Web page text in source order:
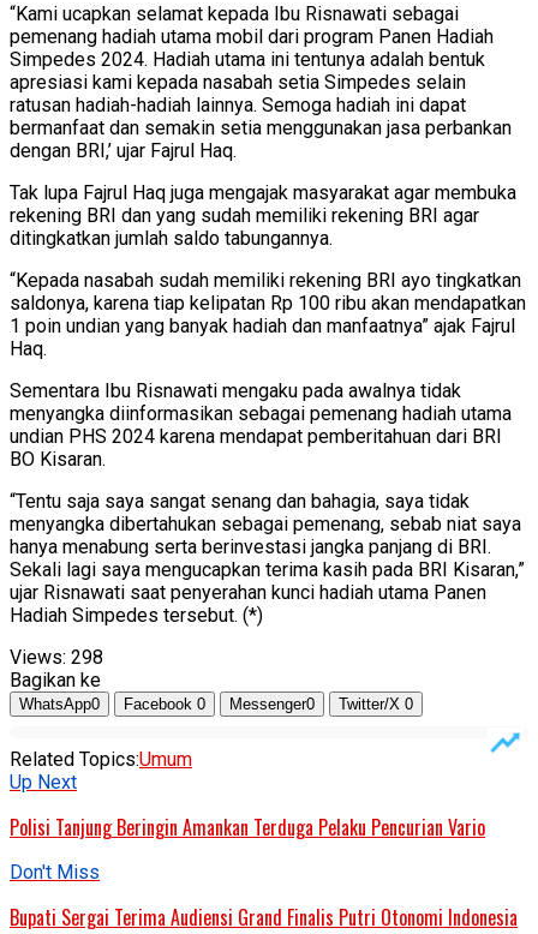
“Kami ucapkan selamat kepada Ibu Risnawati sebagai
pemenang hadiah utama mobil dari program Panen Hadiah
Simpedes 2024. Hadiah utama ini tentunya adalah bentuk
apresiasi kami kepada nasabah setia Simpedes selain
ratusan hadiah-hadiah lainnya. Semoga hadiah ini dapat
bermanfaat dan semakin setia menggunakan jasa perbankan
dengan BRI,’ ujar Fajrul Haq.
Tak lupa Fajrul Haq juga mengajak masyarakat agar membuka
rekening BRI dan yang sudah memiliki rekening BRI agar
ditingkatkan jumlah saldo tabungannya.
“Kepada nasabah sudah memiliki rekening BRI ayo tingkatkan
saldonya, karena tiap kelipatan Rp 100 ribu akan mendapatkan
1 poin undian yang banyak hadiah dan manfaatnya” ajak Fajrul
Haq.
Sementara Ibu Risnawati mengaku pada awalnya tidak
menyangka diinformasikan sebagai pemenang hadiah utama
undian PHS 2024 karena mendapat pemberitahuan dari BRI
BO Kisaran.
“Tentu saja saya sangat senang dan bahagia, saya tidak
menyangka dibertahukan sebagai pemenang, sebab niat saya
hanya menabung serta berinvestasi jangka panjang di BRI.
Sekali lagi saya mengucapkan terima kasih pada BRI Kisaran,”
ujar Risnawati saat penyerahan kunci hadiah utama Panen
Hadiah Simpedes tersebut. (*)
Views: 298
Bagikan ke
WhatsApp0 Facebook 0 Messenger0 Twitter/X 0
Related Topics:Umum
Up Next
Polisi Tanjung Beringin Amankan Terduga Pelaku Pencurian Vario
Don't Miss
Bupati Sergai Terima Audiensi Grand Finalis Putri Otonomi Indonesia